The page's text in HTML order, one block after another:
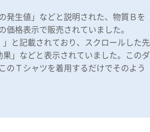
生値」などと説明された、物質Ｂを
格表示で販売されていました。
と記載されており、スクロールした先
」などと表示されていました。このダ
のＴシャツを着用するだけでそのよう